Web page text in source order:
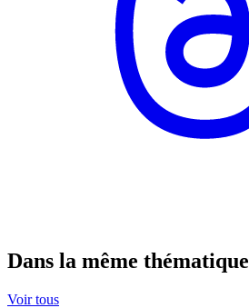
Dans la même thématique
Voir tous